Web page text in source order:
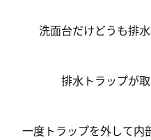
洗面台だけどうも排
排水トラップが
一度トラップを外して内